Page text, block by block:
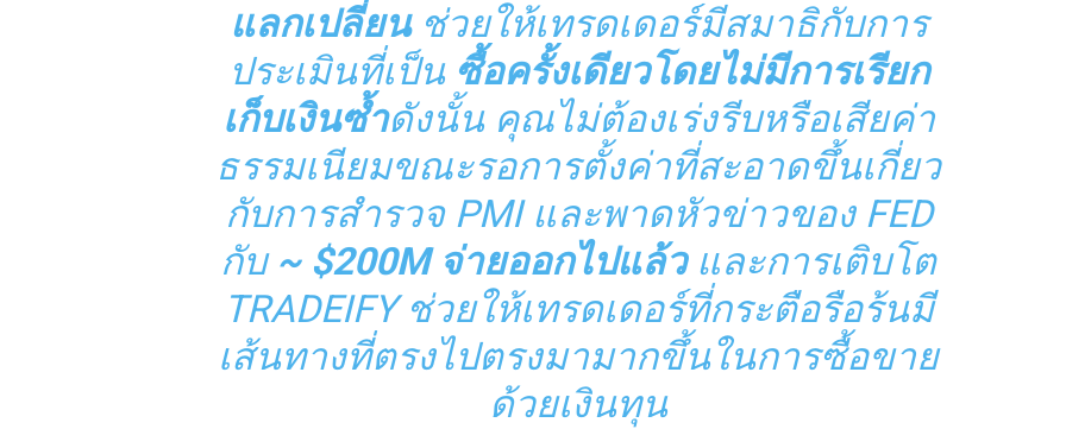
แลกเปลี่ยนช่วยให้เทรดเดอร์มีสมาธิกับการ
ประเมินที่เป็น ซื้อครั้งเดียวโดยไม่มีการเรียก
เก็บเงินซ้ำดังนั้น คุณไม่ต้องเร่งรีบหรือเสียค่า
ธรรมเนียมขณะรอการตั้งค่าที่สะอาดขึ้นเกี่ยว
กับการสำรวจ PMI และพาดหัวข่าวของ FED
กับ ~ $200M จ่ายออกไปแล้วและการเติบโต
TRADEIFY ช่วยให้เทรดเดอร์ที่กระตือรือร้นมี
เส้นทางที่ตรงไปตรงมามากขึ้นในการซื้อขาย
ด้วยเงินทุน